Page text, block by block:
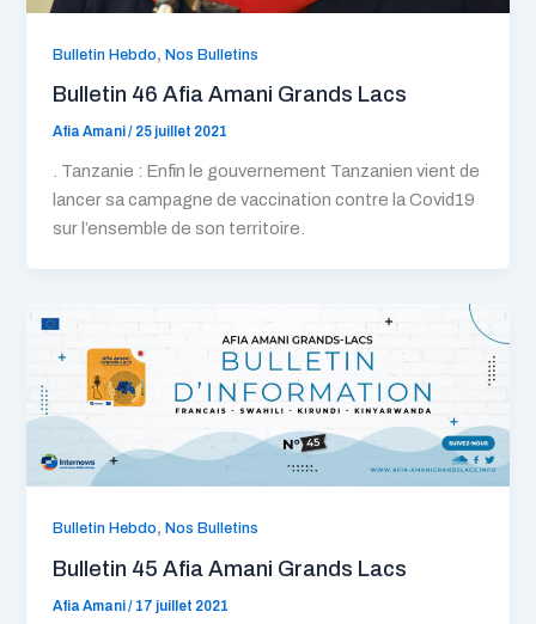
Bulletin Hebdo,Nos Bulletins
Bulletin 46 Afia Amani Grands Lacs
Afia Amani/ 25 juillet 2021
. Tanzanie : Enfin le gouvernement Tanzanien vient de
lancer sa campagne de vaccination contre la Covid19
sur l’ensemble de son territoire.
Bulletin Hebdo,Nos Bulletins
Bulletin 45 Afia Amani Grands Lacs
Afia Amani/ 17 juillet 2021